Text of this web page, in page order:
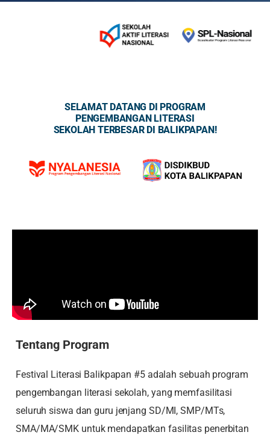
SELAMAT DATANG DI PROGRAM
PENGEMBANGAN LITERASI
SEKOLAH TERBESAR DI BALIKPAPAN!
Tentang Program
Festival Literasi Balikpapan #5 adalah sebuah program
pengembangan literasi sekolah, yang memfasilitasi
seluruh siswa dan guru jenjang SD/MI, SMP/MTs,
SMA/MA/SMK untuk mendapatkan fasilitas penerbitan